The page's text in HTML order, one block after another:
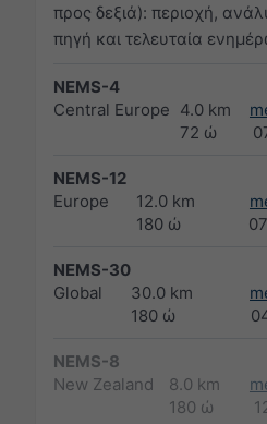
προς δεξιά): περιοχή,
πηγή και τελευταία
NEMS-4
Central Europe 4.0 km
72 ώ
NEMS-12
Europe
12.0 km
180 ώ
NEMS-30
Global
30.0 km
180 ώ
NEMS-8
New Zealand
8.0 km
180 ώ